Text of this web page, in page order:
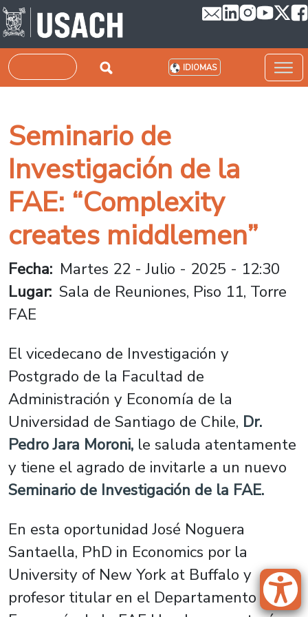
Pasar al contenido principal
Buscar IDIOMAS
Seminario de
Investigación de la
FAE: “Complexity
creates middlemen”
Fecha Martes 22 - Julio - 2025 - 12:30
Lugar Sala de Reuniones, Piso 11, Torre
FAE
El vicedecano de Investigación y
Postgrado de la Facultad de
Administración y Economía de la
Universidad de Santiago de Chile, Dr.
Pedro Jara Moroni, le saluda atentamente
y tiene el agrado de invitarle a un nuevo
Seminario de Investigación de la FAE.
En esta oportunidad José Noguera
Santaella, PhD in Economics por la
University of New York at Buffalo y
profesor titular en el Departamento de